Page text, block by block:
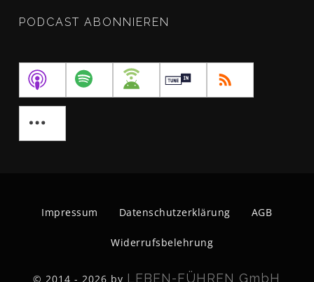
PODCAST ABONNIEREN
Impressum Datenschutzerklärung AGB
Widerrufsbelehrung
© 2014 - 2026 by LEBEN-FÜHREN GmbH